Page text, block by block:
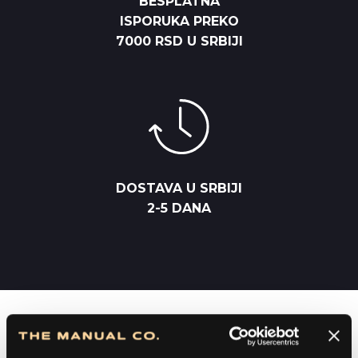
ISPORUKA PREKO
7000 RSD U SRBIJI
DOSTAVA U SRBIJI
2-5 DANA